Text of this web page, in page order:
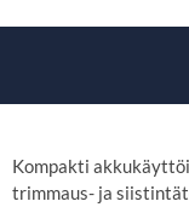
Kompakti
trimmaus- ja